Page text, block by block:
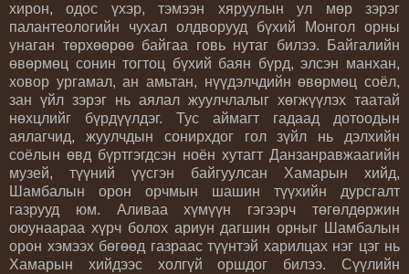
хирон, одос үхэр, тэмээн хяруулын ул мөр зэрэг
палантеологийн чухал олдворууд бүхий Монгол орны
унаган төрхөөрөө байгаа говь нутаг билээ. Байгалийн
өвөрмөц сонин тогтоц бүхий баян бүрд, элсэн манхан,
ховор ургамал, ан амьтан, нүүдэлчдийн өвөрмөц соёл,
зан үйл зэрэг нь аялал жуулчлалыг хөгжүүлэх таатай
нөхцлийг бүрдүүлдэг. Тус аймагт гадаад дотоодын
аялагчид, жуулчдын сонирхдог гол зүйл нь дэлхийн
соёлын өвд бүртгэгдсэн ноён хутагт Данзанравжаагийн
музей, түүний үүсгэн байгуулсан Хамарын хийд,
Шамбалын орон орчмын шашин түүхийн дурсгалт
газрууд юм. Аливаа хүмүүн гэгээрч төгөлдөржин
оюунаараа хүрч болох ариун дагшин орныг Шамбалын
орон хэмээх бөгөөд газраас түүнтэй харилцах нэг цэг нь
Хамарын хийдээс холгүй оршдог билээ. Сүүлийн